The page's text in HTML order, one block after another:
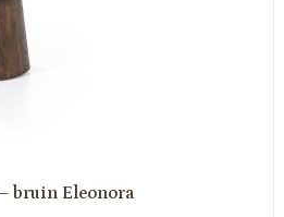
bruin Eleonora